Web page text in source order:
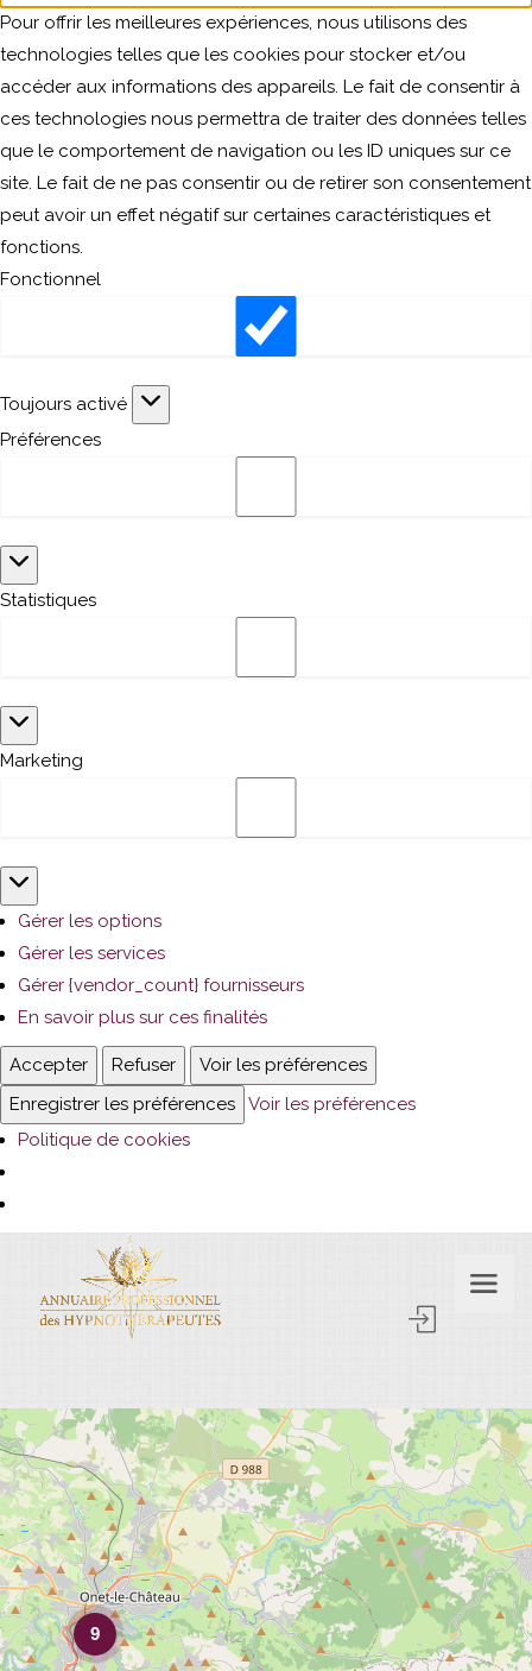
Pour offrir les meilleures expériences, nous utilisons des
technologies telles que les cookies pour stocker et/ou
accéder aux informations des appareils. Le fait de consentir à
ces technologies nous permettra de traiter des données telles
que le comportement de navigation ou les ID uniques sur ce
site. Le fait de ne pas consentir ou de retirer son consentement
peut avoir un effet négatif sur certaines caractéristiques et
fonctions.
Fonctionnel
Fonctionnel
Toujours activé
Préférences
Préférences
Statistiques
Statistiques
Marketing
Marketing
Gérer les options
Gérer les services
Gérer {vendor_count} fournisseurs
En savoir plus sur ces finalités
Accepter Refuser
Voir les préférences
Enregistrer les préférences
Voir les préférences
Politique de cookies
9